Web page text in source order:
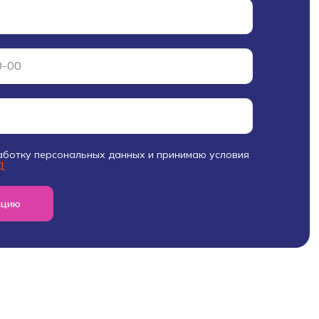
персональных данных и принимаю условия